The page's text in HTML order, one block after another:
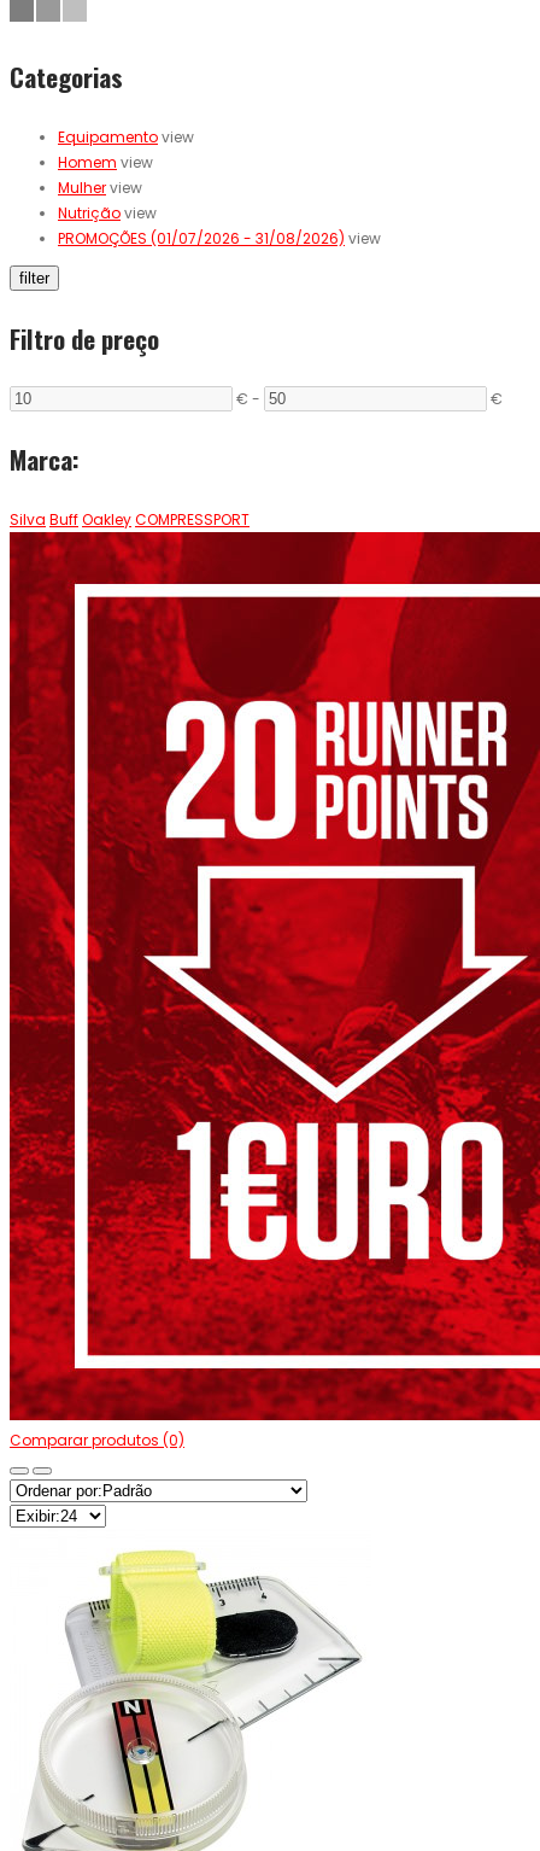
Categorias
Equipamentoview
Homem view
Mulherview
Nutriçãoview
PROMOÇÕES (01/07/2026 - 31/08/2026) view
filter
Filtro de preço
€ - €
Marca:
Silva BuffOakleyCOMPRESSPORT
Comparar produtos (0)